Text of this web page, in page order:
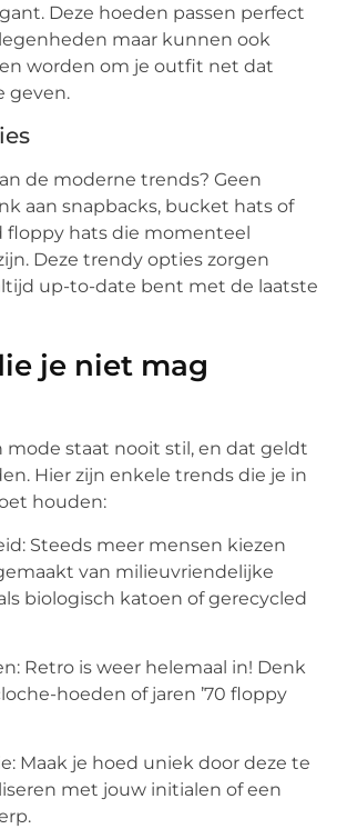
Deze hoeden passen perfect
maar kunnen ook
worden om je outfit net dat
geven.
de moderne trends? Geen
aan snapbacks, bucket hats of
floppy hats die momenteel
Deze trendy opties zorgen
up-to-date bent met de laatste
je niet mag
mode staat nooit stil, en dat geldt
Hier zijn enkele trends die je in
houden:
Steeds meer mensen kiezen
van milieuvriendelijke
biologisch katoen of gerecycled
Retro is weer helemaal in! Denk
hoeden of jaren ’70 floppy
Maak je hoed uniek door deze te
met jouw initialen of een